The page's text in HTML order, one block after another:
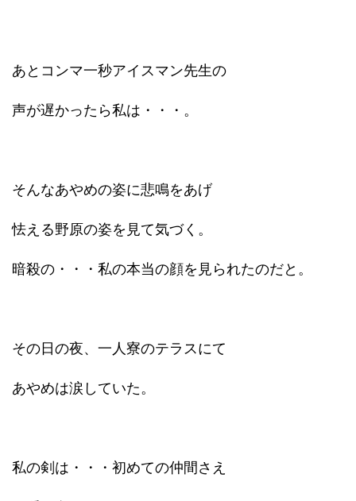
あとコンマ一秒アイスマン先生の
声が遅かったら私は・・・。
そんなあやめの姿に悲鳴をあげ
怯える野原の姿を見て気づく。
暗殺の・・・私の本当の顔を見られたのだと。
その日の夜、一人寮のテラスにて
あやめは涙していた。
私の剣は・・・初めての仲間さえ